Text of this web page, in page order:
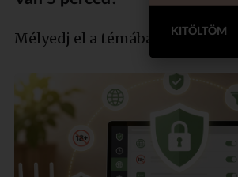
KITÖLTÖM
Mélyedj el a témában